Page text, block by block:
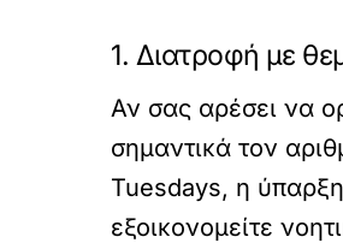
1. Διατροφή με
Αν σας αρέσει να
σημαντικά τον
Tuesdays, η
εξοικονομείτε